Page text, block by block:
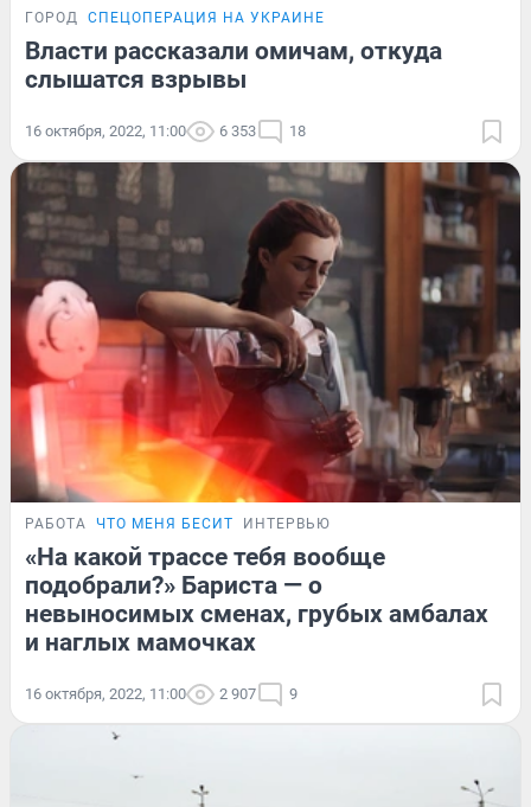
ГОРОД СПЕЦОПЕРАЦИЯ НА УКРАИНЕ
Власти рассказали омичам, откуда
слышатся взрывы
16 октября, 2022, 11:00 6 353 18
РАБОТА ЧТО МЕНЯ БЕСИТ ИНТЕРВЬЮ
«На какой трассе тебя вообще
подобрали?» Бариста — о
невыносимых сменах, грубых амбалах
и наглых мамочках
16 октября, 2022, 11:00 2 907 9